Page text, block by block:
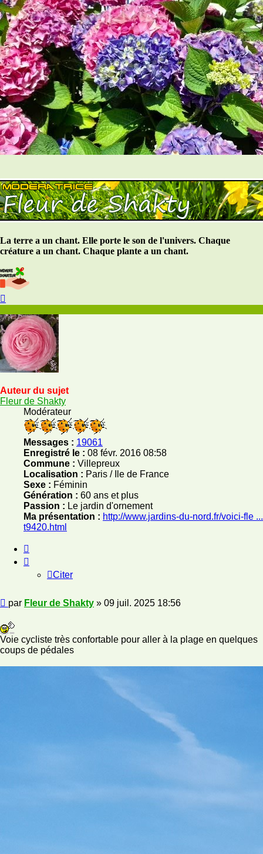
La terre a un chant. Elle porte le son de l'univers. Chaque
créature a un chant. Chaque plante a un chant.
Auteur du sujet
Fleur de Shakty
Modérateur
Messages : 19061
Enregistré le : 08 févr. 2016 08:58
Commune : Villepreux
Localisation : Paris / Ile de France
Sexe : Féminin
Génération : 60 ans et plus
Passion : Le jardin d'ornement
Ma présentation : http://www.jardins-du-nord.fr/voici-fle ...
t9420.html
Citer
Message
par Fleur de Shakty » 09 juil. 2025 18:56
Voie cycliste très confortable pour aller à la plage en quelques
coups de pédales